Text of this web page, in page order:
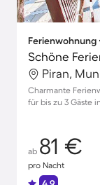
Ferienwohnung
Schöne
Piran,
Charmante
für bis zu 3 Gäste
ab 81 €
pro Nacht